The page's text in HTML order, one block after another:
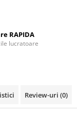
RAPIDA
lucratoare
Review-uri (0)